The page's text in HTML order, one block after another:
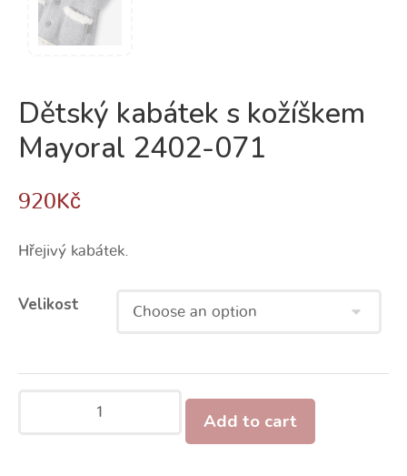
Dětský kabátek s kožíškem
Mayoral 2402-071
920Kč
Hřejivý kabátek.
Velikost
Add to cart